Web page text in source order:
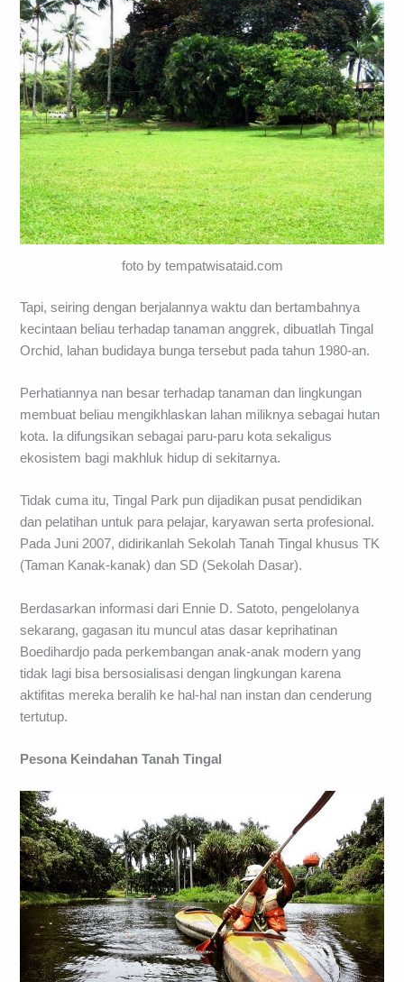
foto by tempatwisataid.com
Tapi, seiring dengan berjalannya waktu dan bertambahnya
kecintaan beliau terhadap tanaman anggrek, dibuatlah Tingal
Orchid, lahan budidaya bunga tersebut pada tahun 1980-an.
Perhatiannya nan besar terhadap tanaman dan lingkungan
membuat beliau mengikhlaskan lahan miliknya sebagai hutan
kota. Ia difungsikan sebagai paru-paru kota sekaligus
ekosistem bagi makhluk hidup di sekitarnya.
Tidak cuma itu, Tingal Park pun dijadikan pusat pendidikan
dan pelatihan untuk para pelajar, karyawan serta profesional.
Pada Juni 2007, didirikanlah Sekolah Tanah Tingal khusus TK
(Taman Kanak-kanak) dan SD (Sekolah Dasar).
Berdasarkan informasi dari Ennie D. Satoto, pengelolanya
sekarang, gagasan itu muncul atas dasar keprihatinan
Boedihardjo pada perkembangan anak-anak modern yang
tidak lagi bisa bersosialisasi dengan lingkungan karena
aktifitas mereka beralih ke hal-hal nan instan dan cenderung
tertutup.
Pesona Keindahan Tanah Tingal